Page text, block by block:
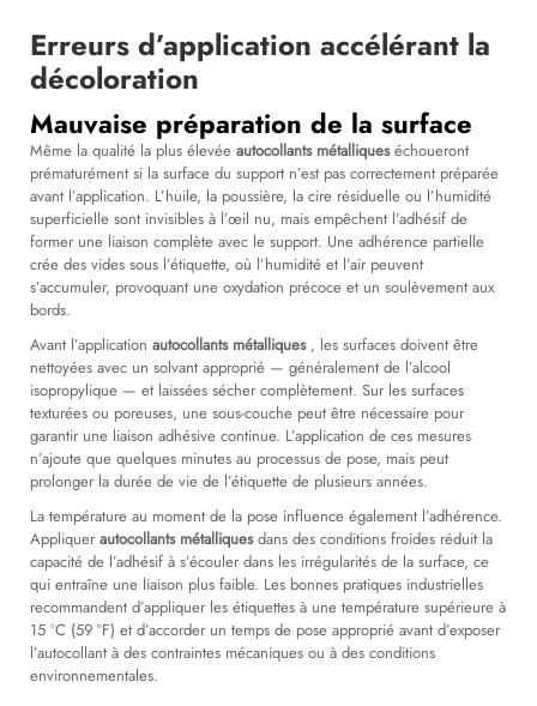
Erreurs d’application accélérant la
décoloration
Mauvaise préparation de la surface
Même la qualité la plus élevée autocollants métalliqueséchoueront
prématurément si la surface du support n’est pas correctement préparée
avant l’application. L’huile, la poussière, la cire résiduelle ou l’humidité
superficielle sont invisibles à l’œil nu, mais empêchent l’adhésif de
former une liaison complète avec le support. Une adhérence partielle
crée des vides sous l’étiquette, où l’humidité et l’air peuvent
s’accumuler, provoquant une oxydation précoce et un soulèvement aux
bords.
Avant l’application autocollants métalliques , les surfaces doivent être
nettoyées avec un solvant approprié — généralement de l’alcool
isopropylique — et laissées sécher complètement. Sur les surfaces
texturées ou poreuses, une sous-couche peut être nécessaire pour
garantir une liaison adhésive continue. L’application de ces mesures
n’ajoute que quelques minutes au processus de pose, mais peut
prolonger la durée de vie de l’étiquette de plusieurs années.
La température au moment de la pose influence également l’adhérence.
Appliquerautocollants métalliquesdans des conditions froides réduit la
capacité de l’adhésif à s’écouler dans les irrégularités de la surface, ce
qui entraîne une liaison plus faible. Les bonnes pratiques industrielles
recommandent d’appliquer les étiquettes à une température supérieure à
15 °C (59 °F) et d’accorder un temps de pose approprié avant d’exposer
l’autocollant à des contraintes mécaniques ou à des conditions
environnementales.